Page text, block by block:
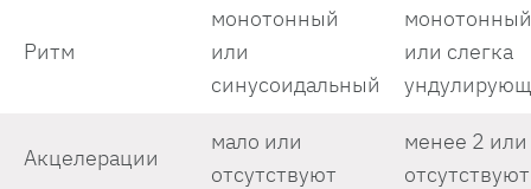
Ритм
монотонный
или
синусоидальный
монотонный
или слегка
Акцелерации
мало или
отсутствуют
менее 2 или
отсутствуют